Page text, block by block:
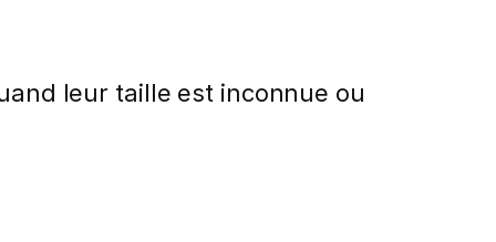
leur taille est inconnue ou